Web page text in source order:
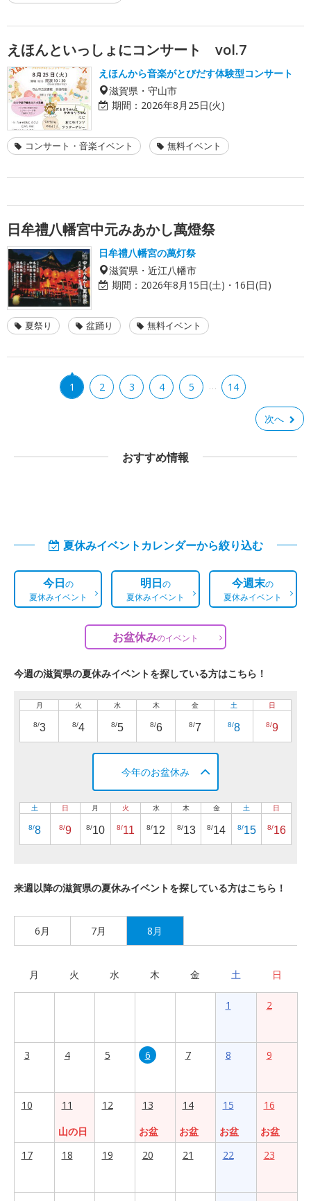
えほんといっしょにコンサート vol.7
えほんから音楽がとびだす体験型コンサート
滋賀県・守山市
期間： 2026年8月25日(火)
コンサート・音楽イベント 無料イベント
日牟禮八幡宮中元みあかし萬燈祭
日牟禮八幡宮の萬灯祭
滋賀県・近江八幡市
期間： 2026年8月15日(土)・16日(日)
夏祭り 盆踊り 無料イベント
1 2 3 4 5 … 14
次へ
おすすめ情報
夏休みイベントカレンダーから絞り込む
今日の
夏休みイベント
明日の
夏休みイベント
今週末の
夏休みイベント
お盆休みのイベント
今週の滋賀県の夏休みイベントを探している方はこちら！
月
8/3
火
8/4
水
8/5
木
8/6
金
8/7
土
8/8
日
8/9
今年のお盆休み
土
8/8
日
8/9
月
8/10
火
8/11
水
8/12
木
8/13
金
8/14
土
8/15
日
8/16
来週以降の滋賀県の夏休みイベントを探している方はこちら！
6月 7月 8月
月 火 水 木 金 土 日
1 2
3 4 5 6 7 8 9
10
11
山の日
12
13
お盆
14
お盆
15
お盆
16
お盆
17
18 19 20 21 22 23